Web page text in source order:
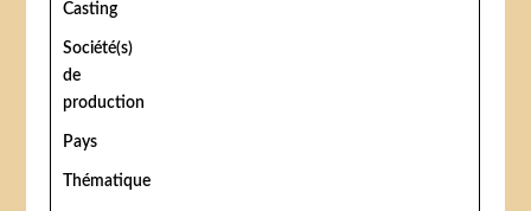
Casting
Société(s)
de
production
Pays
Thématique